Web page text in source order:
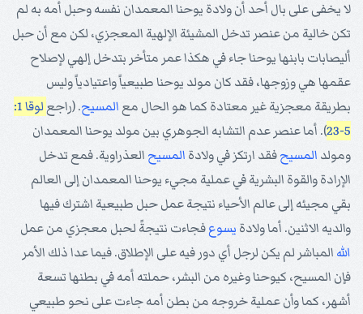
لا يخفى على بال أحد أن ولادة يوحنا المعمدان نفسه وحبل أمه به لم
تكن خالية من عنصر تدخل المشيئة الإلهية المعجزي، لكن مع أن حبل
أليصابات بابنها يوحنا جاء في هكذا عمر متأخر بتدخل إلهي لإصلاح
عقمها هي وزوجها، فقد كان مولد يوحنا طبيعياً واعتيادياً وليس
بطريقة معجزية غير معتادة كما هو الحال مع المسيح. (راجع
لوقا 1:
5-23
). أما عنصر عدم التشابه الجوهري بين مولد يوحنا المعمدان
ومولد المسيحفقد ارتكز في ولادة المسيح العذراوية. فمع تدخل
الإرادة والقوة البشرية في عملية مجيء يوحنا المعمدان إلى العالم
بقي مجيئه إلى عالم الأحياء نتيجة عمل حبل طبيعية اشترك فيها
والديه الاثنين. أما ولادة يسوعفجاءت نتيجةً لحبل معجزي من عمل
الله المباشر لم يكن لرجل أي دور فيه على الإطلاق. فيما عدا ذلك الأمر
فإن المسيح، كيوحنا وغيره من البشر، حملته أمه في بطنها تسعة
أشهر، كما وأن عملية خروجه من بطن أمه جاءت على نحو طبيعي